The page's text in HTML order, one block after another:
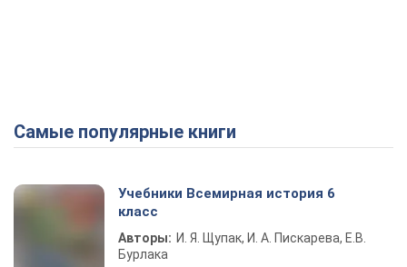
Самые популярные книги
Учебники Всемирная история 6
класс
Авторы: И. Я. Щупак, И. А. Пискарева, Е.В.
Бурлака